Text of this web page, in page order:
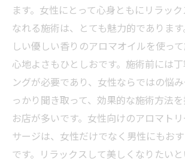
ます。女性にとって心身ともにリラック
なれる施術は、とても魅力的でありま
しい優しい香りのアロマオイルを使って
心地よさもひとしおです。施術前には
ングが必要であり、女性ならではの悩
っかり聞き取って、効果的な施術方法
お店が多いです。女性向けのアロマト
サージは、女性だけでなく男性にもお
です。リラックスして美しくなりたい